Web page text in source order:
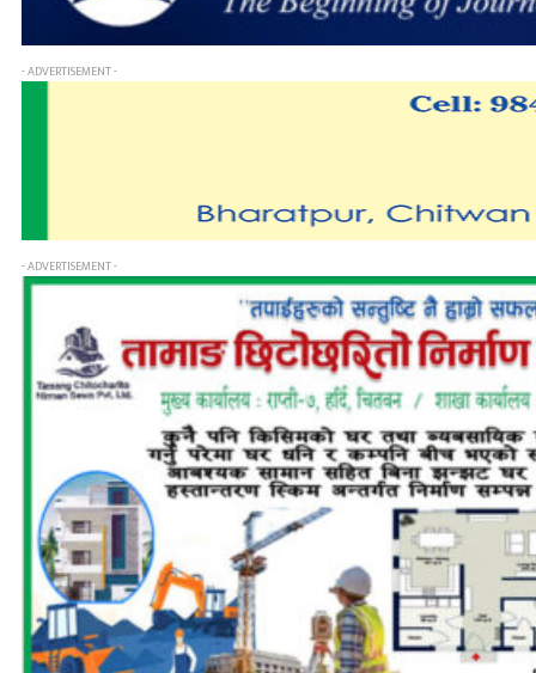
- ADVERTISEMENT -
- ADVERTISEMENT -